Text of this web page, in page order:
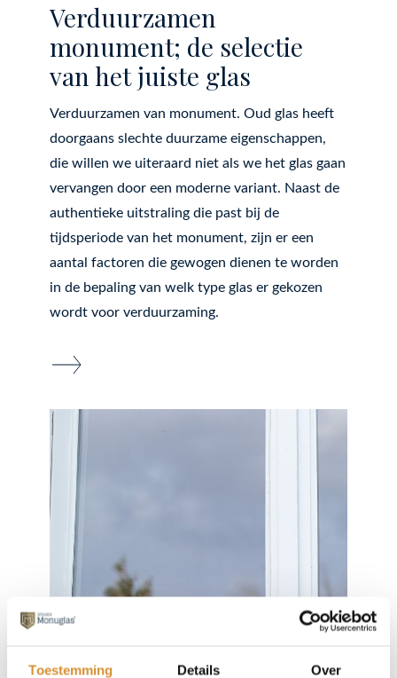
Toestemming Details Over
Verduurzamen
monument; de selectie
van het juiste glas
Verduurzamen van monument. Oud glas heeft
doorgaans slechte duurzame eigenschappen,
die willen we uiteraard niet als we het glas gaan
vervangen door een moderne variant. Naast de
authentieke uitstraling die past bij de
tijdsperiode van het monument, zijn er een
aantal factoren die gewogen dienen te worden
in de bepaling van welk type glas er gekozen
wordt voor verduurzaming.
Monuglas® vacuümglas